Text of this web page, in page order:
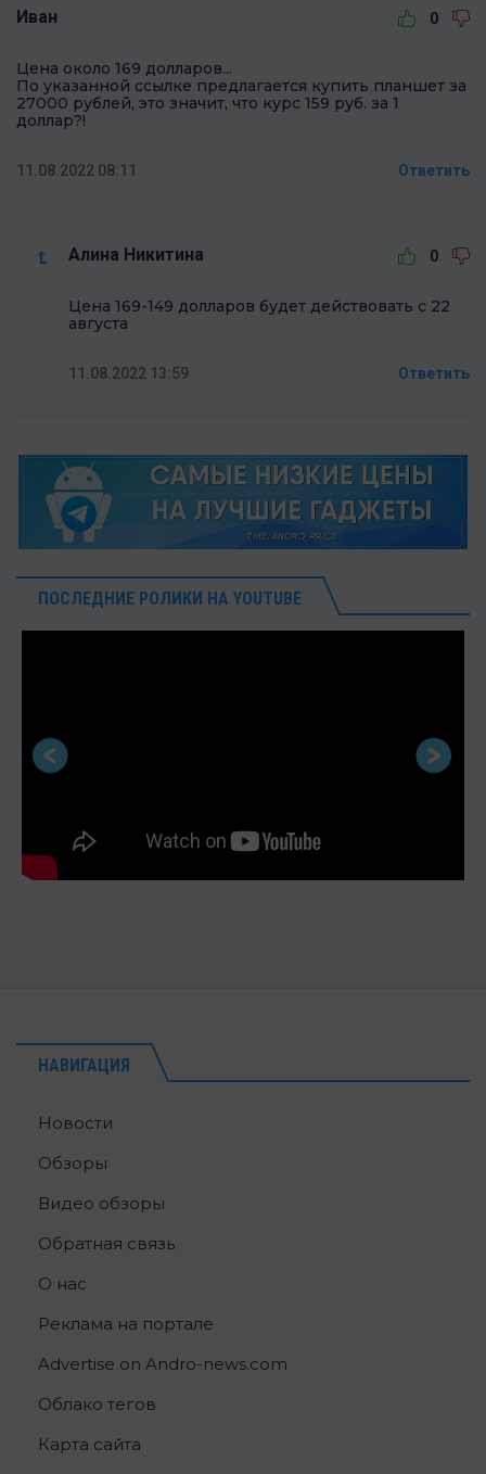
Иван 0
Цена около 169 долларов...
По указанной ссылке предлагается купить планшет за
27000 рублей, это значит, что курс 159 руб. за 1
доллар?!
11.08.2022 08:11 Ответить
Алина Никитина 0
Цена 169-149 долларов будет действовать с 22
августа
11.08.2022 13:59 Ответить
ПОСЛЕДНИЕ РОЛИКИ НА YOUTUBE
НАВИГАЦИЯ
Новости
Обзоры
Видео обзоры
Обратная связь
О нас
Реклама на портале
Advertise on Andro-news.com
Облако тегов
Карта сайта